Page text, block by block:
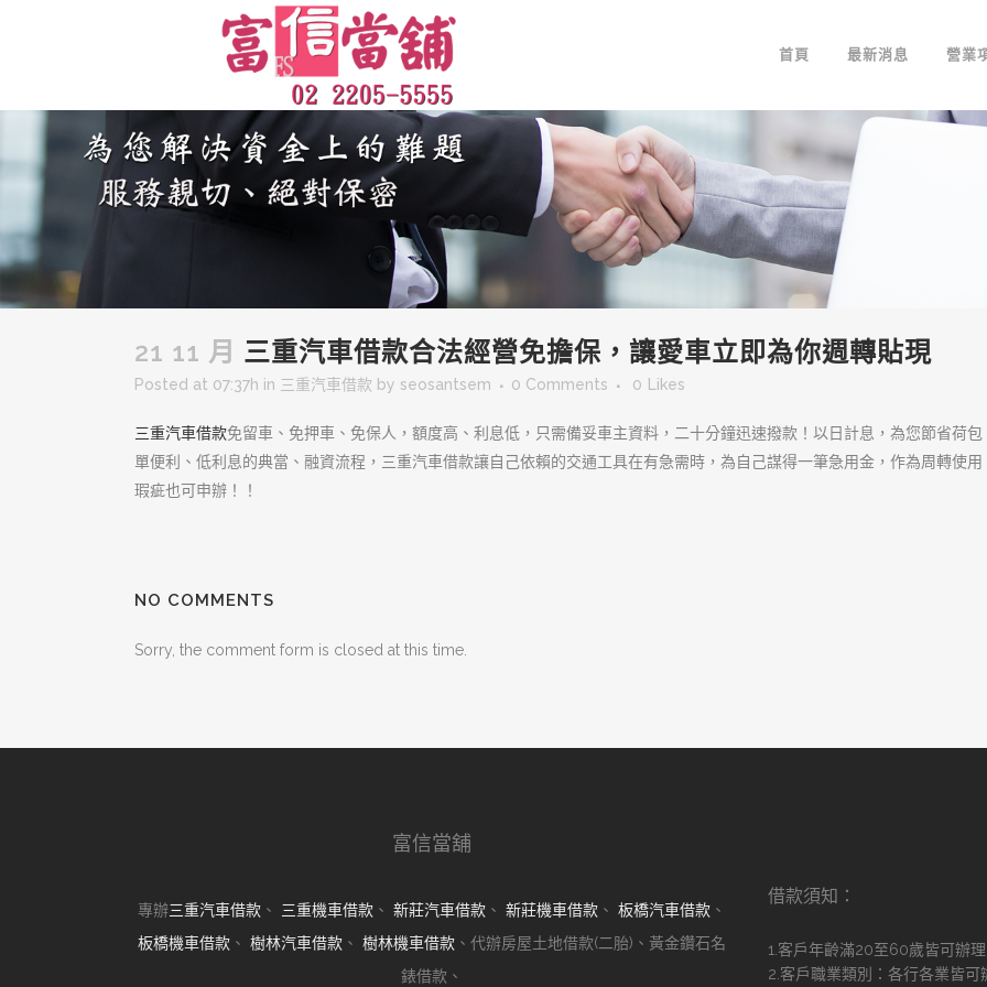
首頁 最新消息 營業
21 11 月 三重汽車借款合法經營免擔保，讓愛車立即為你週轉貼現
Posted at 07:37h in 三重汽車借款 by seosantsem 0 Comments 0 Likes
三重汽車借款免留車、免押車、免保人，額度高、利息低，只需備妥車主資料，二十分鐘迅速撥款！以日計息，為您節省荷
單便利、低利息的典當、融資流程，三重汽車借款讓自己依賴的交通工具在有急需時，為自己謀得一筆急用金，作為周轉使
瑕疵也可申辦！！
NO COMMENTS
Sorry, the comment form is closed at this time.
富信當舖
專辦三重汽車借款 、 三重機車借款 、 新莊汽車借款 、 新莊機車借款 、 板橋汽車借款 、
板橋機車借款 、 樹林汽車借款 、 樹林機車借款 、代辦房屋土地借款(二胎)、黃金鑽石名
錶借款、
借款須知：
1.客戶年齡滿20至60歲皆可辦理
2.客戶職業類別：各行各業皆可